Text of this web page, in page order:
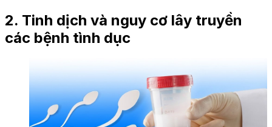
2. Tinh dịch và nguy cơ lây truyền
các bệnh tình dục